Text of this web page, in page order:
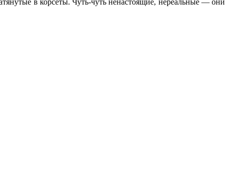
в корсеты. Чуть-чуть ненастоящие, нереальные — они